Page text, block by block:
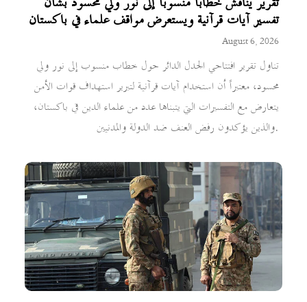
تفسير آيات قرآنية ويستعرض مواقف علماء في باكستان
August 6, 2026
تناول تقرير افتتاحي الجدل الدائر حول خطاب منسوب إلى نور ولي
محسود، معتبراً أن استخدام آيات قرآنية لتبرير استهداف قوات الأمن
يتعارض مع التفسيرات التي يتبناها عدد من علماء الدين في باكستان،
والذين يؤكدون رفض العنف ضد الدولة والمدنيين.